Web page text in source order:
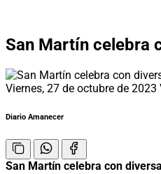
San Martín celebra
Viernes, 27 de octubre de 2023
Diario Amanecer
San Martín celebra con